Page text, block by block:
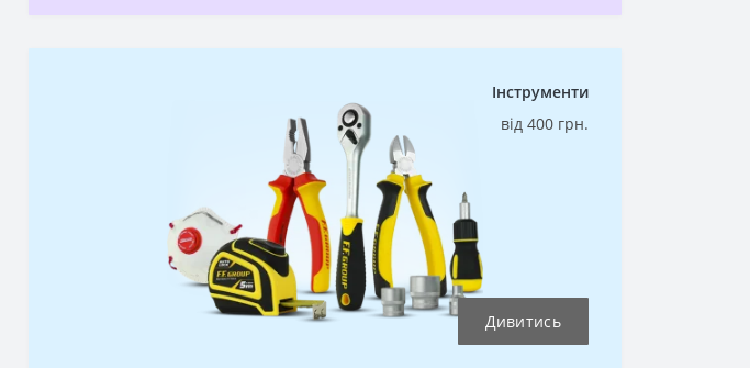
Інструменти
від 400 грн.
Дивитись